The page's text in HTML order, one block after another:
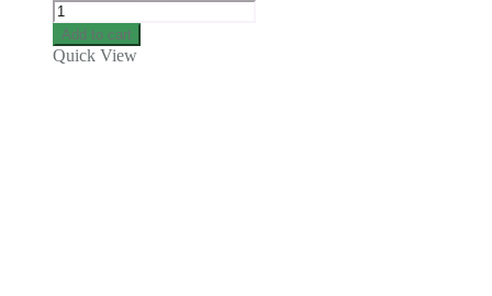
Add to cart
Quick View